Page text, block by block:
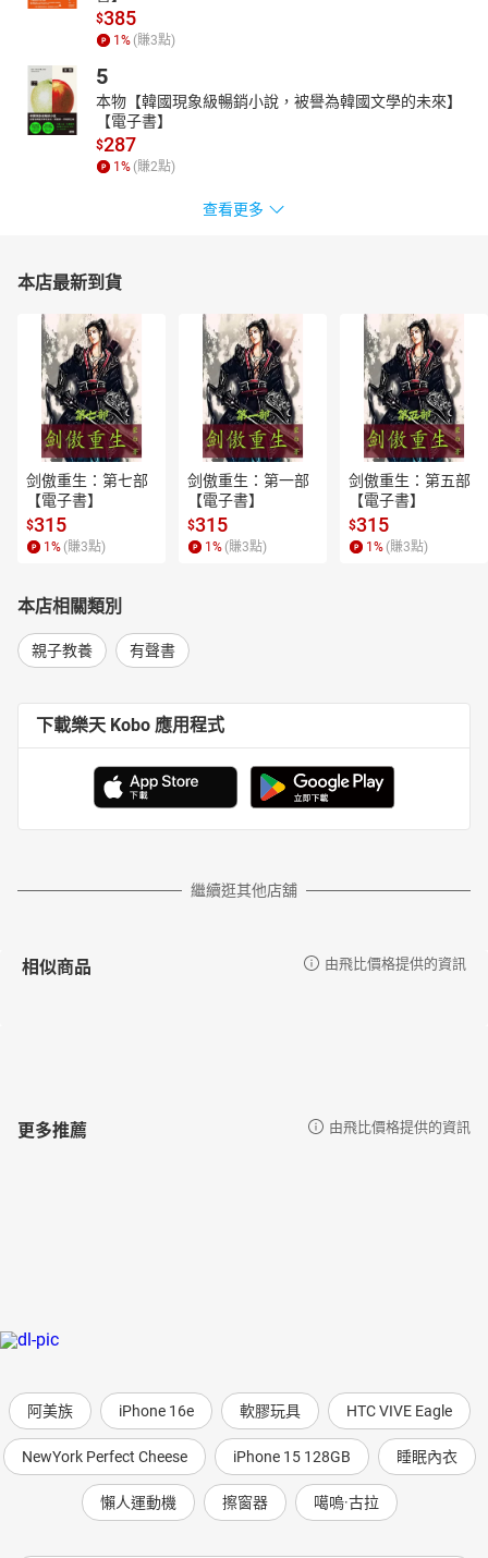
$385
1 % (賺3點)
5
本物【韓國現象級暢銷小說，被譽為韓國文學的未來】
【電子書】
$287
1 % (賺2點)
查看更多
本店最新到貨
剑傲重生：第七部
【電子書】
$315
1% (賺3點)
剑傲重生：第一部
【電子書】
$315
1% (賺3點)
剑傲重生：第五部
【電子書】
$315
1% (賺3點)
本店相關類別
親子教養 有聲書
下載樂天 Kobo 應用程式
繼續逛其他店舖
相似商品 由飛比價格提供的資訊
更多推薦 由飛比價格提供的資訊
阿美族 iPhone 16e 軟膠玩具 HTC VIVE Eagle
NewYork Perfect Cheese iPhone 15 128GB 睡眠內衣
懶人運動機 擦窗器 噶嗚·古拉